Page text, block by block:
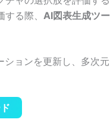
る際、 AI図表生成ツ
ョンを更新し、多次